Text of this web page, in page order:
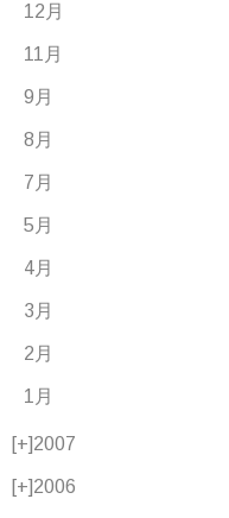
12月
11月
9月
8月
7月
5月
4月
3月
2月
1月
[+]2007
[+]2006